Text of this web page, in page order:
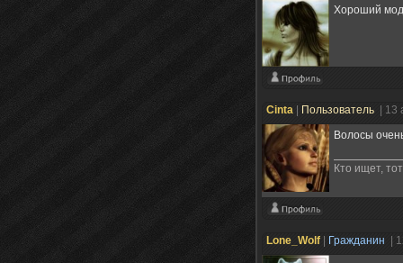
Хороший
Cinta Пользователь
| 13
Волосы
Кто ищет,
Lone_Wolf Гражданин |